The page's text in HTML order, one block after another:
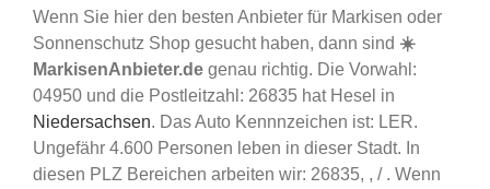
Wenn Sie hier den besten Anbieter für Markisen oder
Sonnenschutz Shop gesucht haben, dann sind ☀️
MarkisenAnbieter.de genau richtig. Die Vorwahl:
04950 und die Postleitzahl: 26835 hat Hesel in
Niedersachsen. Das Auto Kennnzeichen ist: LER.
Ungefähr 4.600 Personen leben in dieser Stadt. In
diesen PLZ Bereichen arbeiten wir: 26835, , / . Wenn